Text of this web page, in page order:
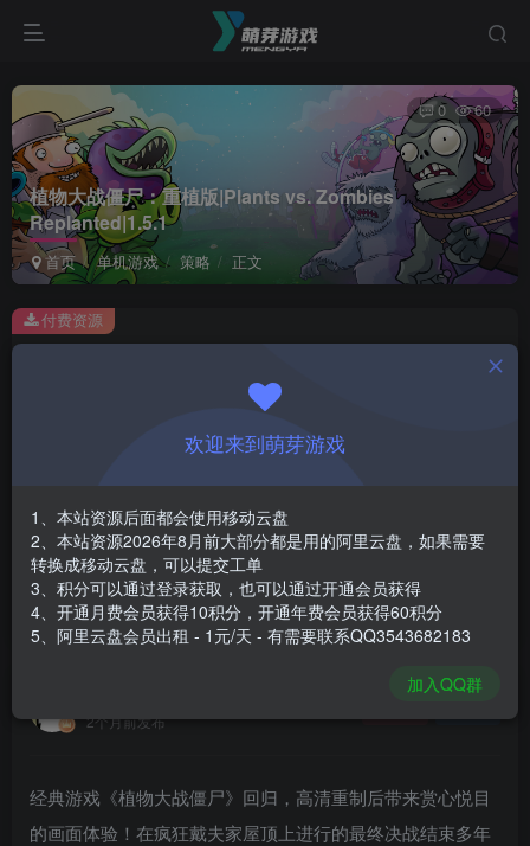
植物大战僵尸：重植版|Plants vs. Zombies
Replanted|1.5.1
首页 单机游戏 策略 正文
0 60
此内容为付费资源，请付费后查看
￥1
免费
登录购买
安装包大小
游戏本体大小
1.61 GB
付费资源
2个月前发布
经典游戏《植物大战僵尸》回归，高清重制后带来赏心悦目
的画面体验！在疯狂戴夫家屋顶上进行的最终决战结束多年
欢迎来到萌芽游戏
1、本站资源后面都会使用移动云盘
2、本站资源2026年8月前大部分都是用的阿里云盘，如果需要
转换成移动云盘，可以提交工单
3、积分可以通过登录获取，也可以通过开通会员获得
4、开通月费会员获得10积分，开通年费会员获得60积分
5、阿里云盘会员出租 - 1元/天 - 有需要联系QQ3543682183
加入QQ群